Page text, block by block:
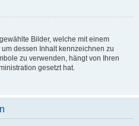
Bilder, welche mit einem
dessen Inhalt kennzeichnen zu
zu verwenden, hängt von Ihren
gesetzt hat.